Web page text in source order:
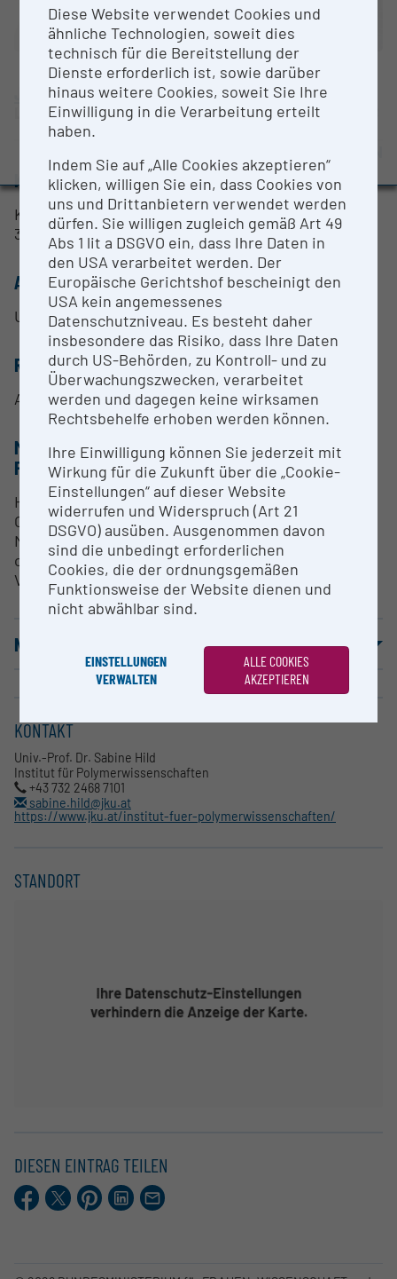
Union
Forschungs­infrastruktur-Datenbanken /
Forschungs­infrastruktur-Netzwerke
BMBWF-Forschungsinfrastruktur-Datenbank:
Evaluierungsstudie 2022
JKU - Johannes Kepler Universität Linz
Linz |Website
KURZBESCHREIBUNG
Konfokales Ramanmikroskop System WITec Alpha
300R, Anregungswellenlängen: 532 nm und 785 nm
ANSPRECHPERSON
Univ.-Prof. Dr. Sabine Hild
RESEARCH SERVICES
Auftragsmessungen, Projekt-Kooperationen
METHODEN & EXPERTISE ZUR
FORSCHUNGSINFRASTRUKTUR
Hochauflösende chemische (spektroskopische)
Oberflächencharakterisierung von organischen
Materialien, z.B. Polymeren, Proteinen, Gewebe
oder anorganische organischen
Verbundmaterialien.
NUTZUNGSBEDINGUNGEN
KONTAKT
Univ.-Prof. Dr. Sabine Hild
Institut für Polymerwissenschaften
+43 732 2468 7101
sabine.hild@jku.at
https://www.jku.at/institut-fuer-polymerwissenschaften/
STANDORT
DIESEN EINTRAG TEILEN
Facebook
X.comPinterestLinkedIn
E-
Mail
Diese Website verwendet Cookies und
ähnliche Technologien, soweit dies
technisch für die Bereitstellung der
Dienste erforderlich ist, sowie darüber
hinaus weitere Cookies, soweit Sie Ihre
Einwilligung in die Verarbeitung erteilt
haben.
Indem Sie auf „Alle Cookies akzeptieren“
klicken, willigen Sie ein, dass Cookies von
uns und Drittanbietern verwendet werden
dürfen. Sie willigen zugleich gemäß Art 49
Abs 1 lit a DSGVO ein, dass Ihre Daten in
den USA verarbeitet werden. Der
Europäische Gerichtshof bescheinigt den
USA kein angemessenes
Datenschutzniveau. Es besteht daher
insbesondere das Risiko, dass Ihre Daten
durch US-Behörden, zu Kontroll- und zu
Überwachungszwecken, verarbeitet
werden und dagegen keine wirksamen
Rechtsbehelfe erhoben werden können.
Ihre Einwilligung können Sie jederzeit mit
Wirkung für die Zukunft über die „Cookie-
Einstellungen“ auf dieser Website
widerrufen und Widerspruch (Art 21
DSGVO) ausüben. Ausgenommen davon
sind die unbedingt erforderlichen
Cookies, die der ordnungsgemäßen
Funktionsweise der Website dienen und
nicht abwählbar sind.
EINSTELLUNGEN
VERWALTEN
ALLE COOKIES
AKZEPTIEREN